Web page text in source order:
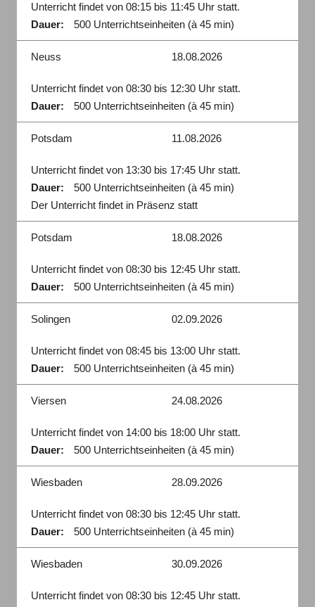
Unterricht findet von 08:15 bis 11:45 Uhr statt.
Dauer:
500 Unterrichtseinheiten (à 45 min)
Neuss 18.08.2026
Unterricht findet von 08:30 bis 12:30 Uhr statt.
Dauer:
500 Unterrichtseinheiten (à 45 min)
Potsdam 11.08.2026
Unterricht findet von 13:30 bis 17:45 Uhr statt.
Dauer:
500 Unterrichtseinheiten (à 45 min)
Der Unterricht findet in Präsenz statt
Potsdam 18.08.2026
Unterricht findet von 08:30 bis 12:45 Uhr statt.
Dauer:
500 Unterrichtseinheiten (à 45 min)
Solingen 02.09.2026
Unterricht findet von 08:45 bis 13:00 Uhr statt.
Dauer:
500 Unterrichtseinheiten (à 45 min)
Viersen 24.08.2026
Unterricht findet von 14:00 bis 18:00 Uhr statt.
Dauer:
500 Unterrichtseinheiten (à 45 min)
Wiesbaden 28.09.2026
Unterricht findet von 08:30 bis 12:45 Uhr statt.
Dauer:
500 Unterrichtseinheiten (à 45 min)
Wiesbaden 30.09.2026
Unterricht findet von 08:30 bis 12:45 Uhr statt.